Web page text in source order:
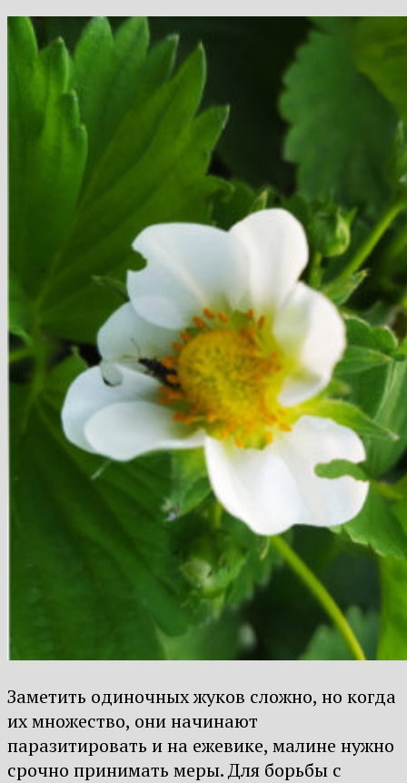
Заметить одиночных жуков сложно, но когда
их множество, они начинают
паразитировать и на ежевике, малине нужно
срочно принимать меры. Для борьбы с